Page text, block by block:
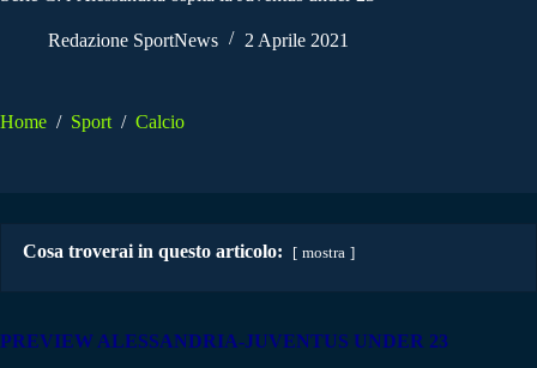
Redazione SportNews 2 Aprile 2021
Home / Sport / Calcio
Cosa troverai in questo articolo: mostra
PREVIEW ALESSANDRIA-JUVENTUS UNDER 23